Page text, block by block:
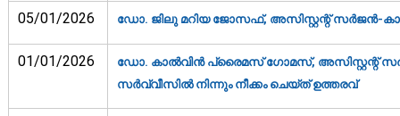
05/01/2026 ഡോ. ജിലു മറിയ ജോസഫ്, അസിസ്റ്റന്റ് സര്‍ജന്‍-
01/01/2026
ഡോ. കാല്‍വിന്‍ പ്രൈമസ് ഗോമസ്, അസിസ്റ്റന്റ്
സര്‍വ്വീസില്‍ നിന്നും നീക്കം ചെയ്ത് ഉത്തരവ്‌